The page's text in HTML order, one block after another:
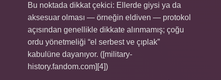
Bu noktada dikkat çekici: Ellerde giysi ya da
aksesuar olması — örneğin eldiven — protokol
açısından genellikle dikkate alınmamış; çoğu
ordu yönetmeliği “el serbest ve çıplak”
kabulüne dayanıyor. ([military-
history.fandom.com][4])